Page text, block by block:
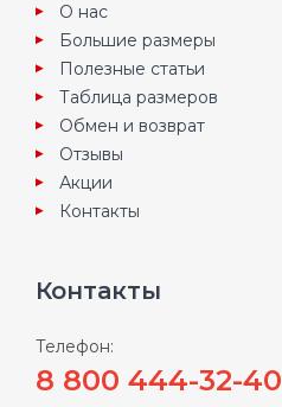
О нас
Большие размеры
Полезные статьи
Таблица размеров
Обмен и возврат
Отзывы
Акции
Контакты
Контакты
Телефон:
8 800 444-32-40